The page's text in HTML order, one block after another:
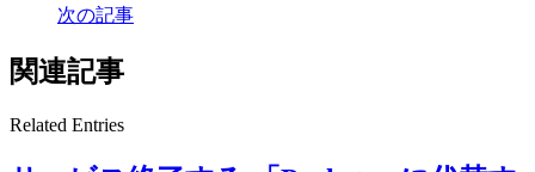
次の記事
関連記事
Related Entries